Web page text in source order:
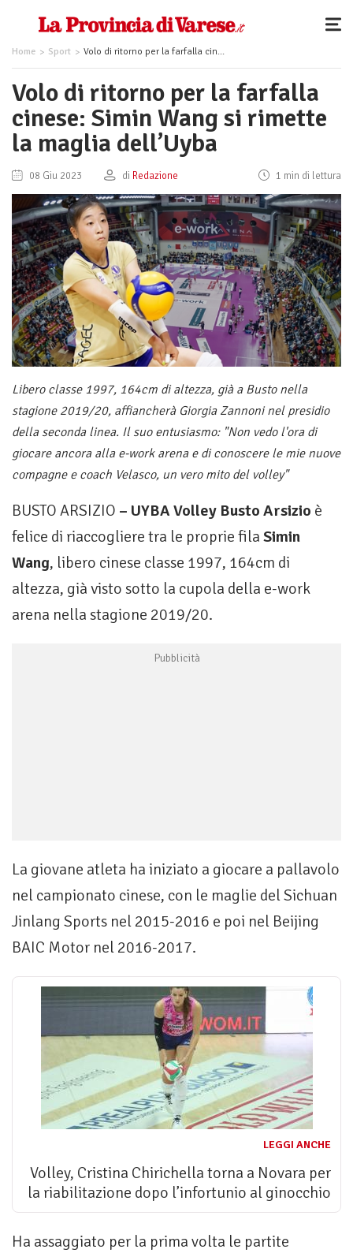
Home Sport Volo di ritorno per la farfalla cinese: Simin Wang si rimette la maglia dell’Uyba
Volo di ritorno per la farfalla
cinese: Simin Wang si rimette
la maglia dell’Uyba
08 Giu 2023 di Redazione 1 min di lettura
Libero classe 1997, 164cm di altezza, già a Busto nella
stagione 2019/20, affiancherà Giorgia Zannoni nel presidio
della seconda linea. Il suo entusiasmo: "Non vedo l'ora di
giocare ancora alla e-work arena e di conoscere le mie nuove
compagne e coach Velasco, un vero mito del volley"
BUSTO ARSIZIO – UYBA Volley Busto Arsizio è
felice di riaccogliere tra le proprie fila Simin
Wang, libero cinese classe 1997, 164cm di
altezza, già visto sotto la cupola della e-work
arena nella stagione 2019/20.
La giovane atleta ha iniziato a giocare a pallavolo
nel campionato cinese, con le maglie del Sichuan
Jinlang Sports nel 2015-2016 e poi nel Beijing
BAIC Motor nel 2016-2017.
LEGGI ANCHE
Volley, Cristina Chirichella torna a Novara per
la riabilitazione dopo l’infortunio al ginocchio
Ha assaggiato per la prima volta le partite